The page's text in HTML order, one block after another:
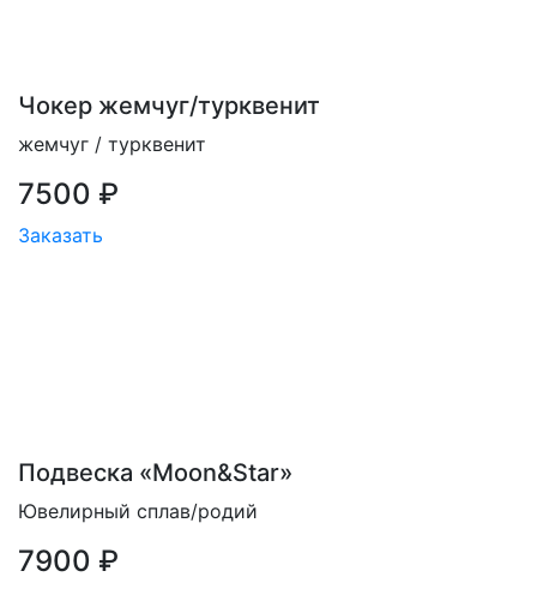
Чокер жемчуг/турквенит
жемчуг / турквенит
7500 ₽
Заказать
Подвеска «Moon&Star»
Ювелирный сплав/родий
7900 ₽